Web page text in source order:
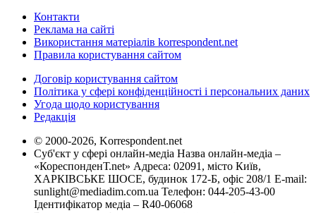
Контакти
Реклама на сайті
Використання матеріалів korrespondent.net
Правила користування сайтом
Договір користування сайтом
Політика у сфері конфіденційності і персональних даних
Угода щодо користування
Редакція
© 2000-2026, Korrespondent.net
Суб'єкт у сфері онлайн-медіа Назва онлайн-медіа –
«КореспонденТ.net» Адреса: 02091, місто Київ,
ХАРКІВСЬКЕ ШОСЕ, будинок 172-Б, офіс 208/1 E-mail:
sunlight@mediadim.com.ua Телефон: 044-205-43-00
Ідентифікатор медіа – R40-06068